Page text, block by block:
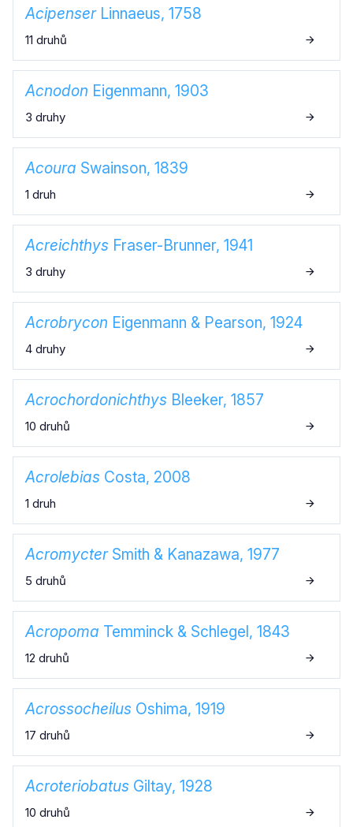
AcipenserLinnaeus, 1758
11 druhů
Acnodon Eigenmann, 1903
3 druhy
Acoura Swainson, 1839
1 druh
Acreichthys Fraser-Brunner, 1941
3 druhy
Acrobrycon Eigenmann & Pearson, 1924
4 druhy
Acrochordonichthys Bleeker, 1857
10 druhů
Acrolebias Costa, 2008
1 druh
AcromycterSmith & Kanazawa, 1977
5 druhů
Acropoma Temminck & Schlegel, 1843
12 druhů
Acrossocheilus Oshima, 1919
17 druhů
Acroteriobatus Giltay, 1928
10 druhů